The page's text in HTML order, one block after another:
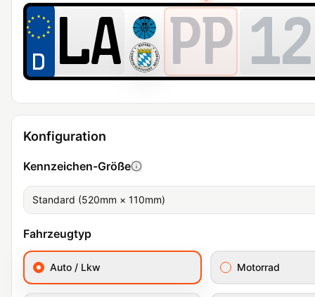
Konfiguration
Kennzeichen-Größe
Standard (520mm × 110mm)
Fahrzeugtyp
Auto / Lkw Motorrad
PP